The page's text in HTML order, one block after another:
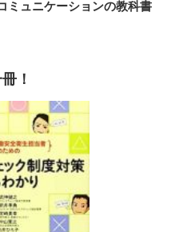
ミュニケーションの教科書
！